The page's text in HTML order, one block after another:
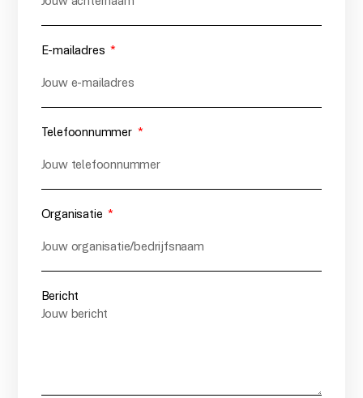
E-mailadres
Telefoonnummer
Organisatie
Bericht